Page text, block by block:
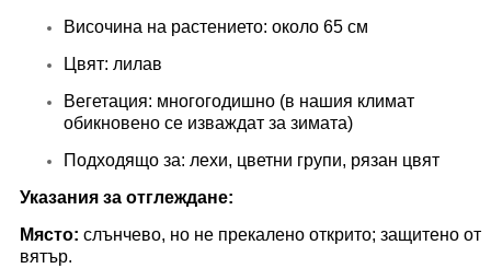
Височина на растението: около 65 см
Цвят: лилав
Вегетация: многогодишно (в нашия климат
обикновено се изваждат за зимата)
Подходящо за: лехи, цветни групи, рязан цвят
Указания за отглеждане:
Място: слънчево, но не прекалено открито; защитено от
вятър.